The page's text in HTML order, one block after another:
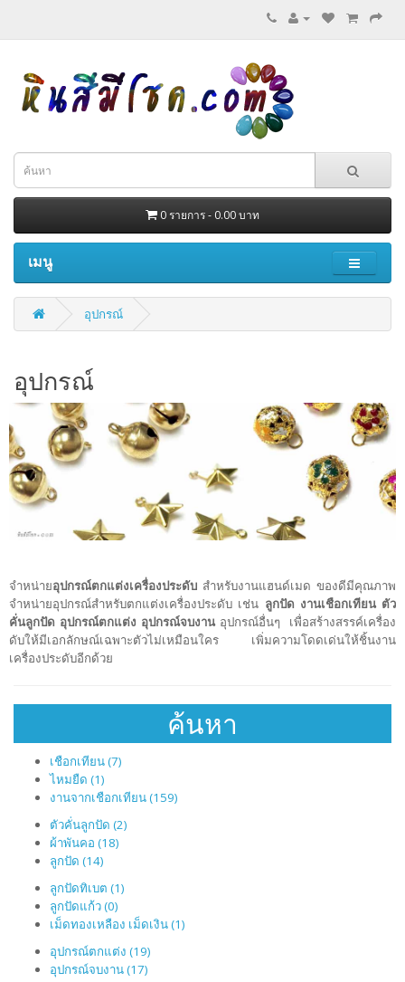
0 รายการ - 0.00 บาท
เมนู
อุปกรณ์
อุปกรณ์
จำหน่ายอุปกรณ์ตกแต่งเครื่องประดับ สำหรับงานแฮนด์เมด ของดีมีคุณภาพ
จำหน่ายอุปกรณ์สำหรับตกแต่งเครื่องประดับ เช่น ลูกปัด งานเชือกเทียน ตัว
คั่นลูกปัด อุปกรณ์ตกแต่ง อุปกรณ์จบงานอุปกรณ์อื่นๆ เพื่อสร้างสรรค์เครื่อง
ดับให้มีเอกลักษณ์เฉพาะตัวไม่เหมือนใคร เพิ่มความโดดเด่นให้ชิ้นงาน
เครื่องประดับอีกด้วย
ค้นหา
เชือกเทียน (7)
ไหมยืด (1)
งานจากเชือกเทียน (159)
ตัวคั่นลูกปัด (2)
ผ้าพันคอ (18)
ลูกปัด (14)
ลูกปัดทิเบต (1)
ลูกปัดแก้ว (0)
เม็ดทองเหลือง เม็ดเงิน (1)
อุปกรณ์ตกแต่ง (19)
อุปกรณ์จบงาน (17)